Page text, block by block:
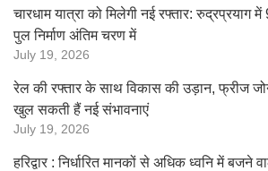
चारधाम यात्रा को मिलेगी नई रफ्तार: रुद्रप्रयाग
पुल निर्माण अंतिम चरण में
July 19, 2026
रेल की रफ्तार के साथ विकास की उड़ान, फ्रीज
खुल सकती हैं नई संभावनाएं
July 19, 2026
हरिद्वार : निर्धारित मानकों से अधिक ध्वनि में बजने